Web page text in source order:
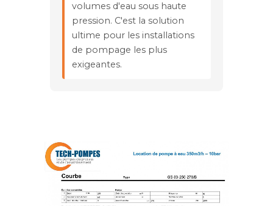
volumes d'eau sous haute
pression. C'est la solution
ultime pour les installations
de pompage les plus
exigeantes.